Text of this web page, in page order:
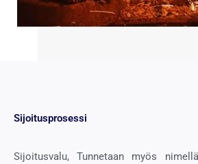
Sijoitusprosessi
Sijoitusvalu, Tunnetaan myös